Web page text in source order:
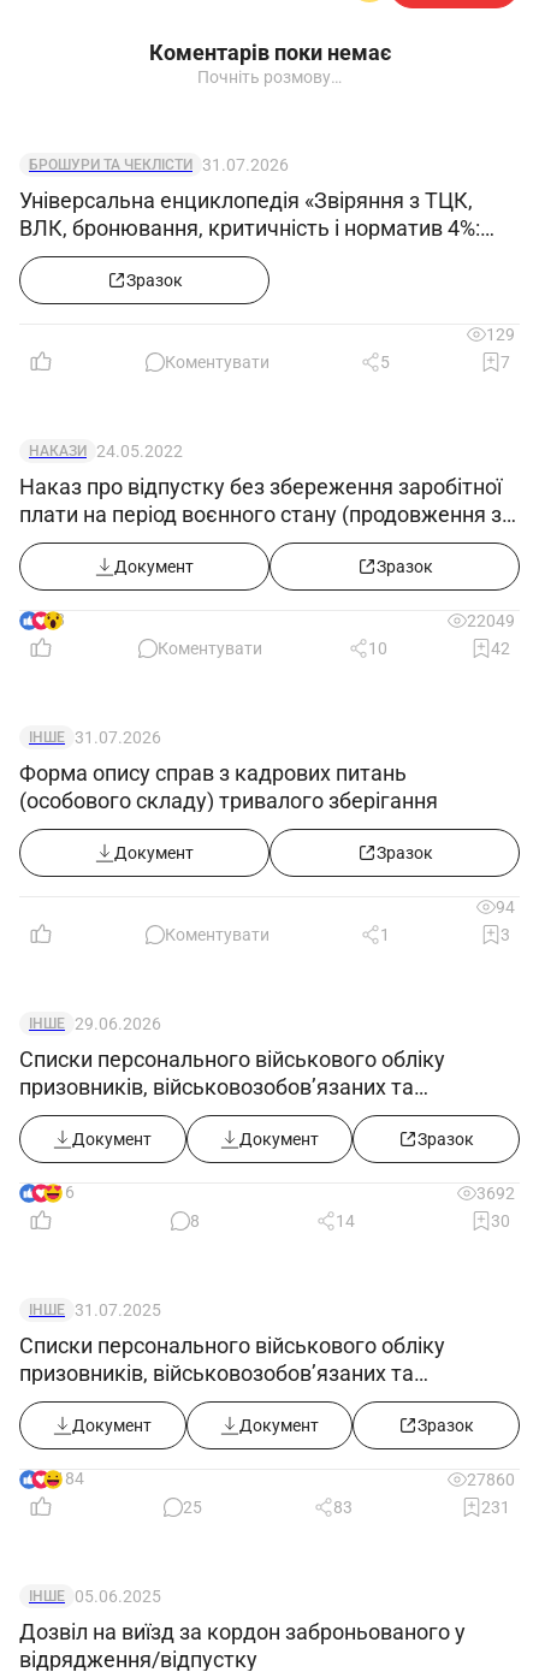
Коментарів поки немає
Почніть розмову…
БРОШУРИ ТА ЧЕКЛІСТИ 31.07.2026
Універсальна енциклопедія «Звіряння з ТЦК,
ВЛК, бронювання, критичність і норматив 4%:
кейси та зразки документів»
Зразок
129
Коментувати
5 7
НАКАЗИ 24.05.2022
Наказ про відпустку без збереження заробітної
плати на період воєнного стану (продовження з
25.05.2022)
Документ Зразок
8
22049
Коментувати
10 42
ІНШЕ 31.07.2026
Форма опису справ з кадрових питань
(особового складу) тривалого зберігання
Документ Зразок
94
Коментувати
1 3
ІНШЕ 29.06.2026
Списки персонального військового обліку
призовників, військовозобов’язаних та
резервістів ((додаток 5) в редакції постанови
КМУ від 10.06.2026 №812)
Документ Документ Зразок
16
3692
8
14 30
ІНШЕ 31.07.2025
Списки персонального військового обліку
призовників, військовозобов’язаних та
резервістів ((додаток 5) в редакції постанови
КМУ від 30.07.2025 №916))
Документ Документ Зразок
184
27860
25
83 231
ІНШЕ 05.06.2025
Дозвіл на виїзд за кордон заброньованого у
відрядження/відпустку